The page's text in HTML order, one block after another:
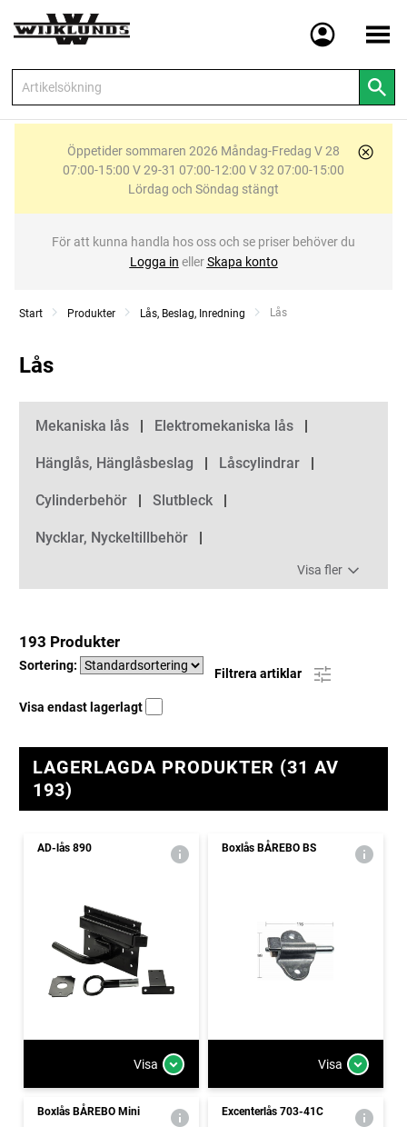
Meny
Öppetider sommaren 2026 Måndag-Fredag V 28
07:00-15:00 V 29-31 07:00-12:00 V 32 07:00-15:00
Lördag och Söndag stängt
För att kunna handla hos oss och se priser behöver du
Logga in ellerSkapa konto
Start Produkter Lås, Beslag, Inredning Current:
Lås
Lås
Kategorier
Mekaniska lås Elektromekaniska lås
Hänglås, Hänglåsbeslag Låscylindrar
Cylinderbehör Slutbleck
Nycklar, Nyckeltillbehör
Visa fler
193 Produkter
Sortering:
Filtrera artiklar
Visa endast lagerlagt
LAGERLAGDA PRODUKTER (31 AV
193)
AD-lås 890
Visa
Boxlås BÅREBO BS
Visa
Boxlås BÅREBO Mini Excenterlås 703-41C